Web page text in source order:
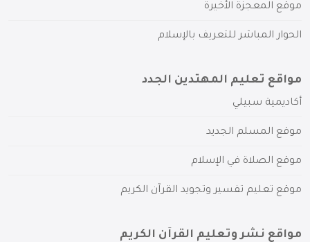
موقع المعجزة الأخيرة
الحوار المباشر للتعريف بالإسلام
مواقع تعليم المهتدين الجدد
أكاديمية سبيلي
موقع المسلم الجديد
موقع الصلاة في الإسلام
موقع تعليم تفسير وتجويد القرآن الكريم
مواقع نشر وتعليم القرآن الكريم